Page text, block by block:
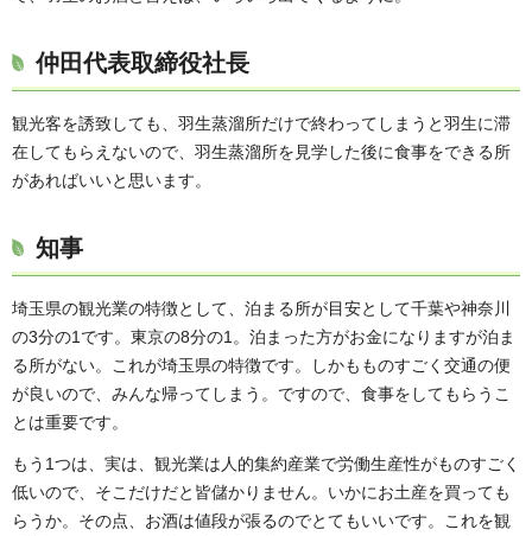
仲田代表取締役社長
観光客を誘致しても、羽生蒸溜所だけで終わってしまうと羽生に滞
在してもらえないので、羽生蒸溜所を見学した後に食事をできる所
があればいいと思います。
知事
埼玉県の観光業の特徴として、泊まる所が目安として千葉や神奈川
の3分の1です。東京の8分の1。泊まった方がお金になりますが泊ま
る所がない。これが埼玉県の特徴です。しかもものすごく交通の便
が良いので、みんな帰ってしまう。ですので、食事をしてもらうこ
とは重要です。
もう1つは、実は、観光業は人的集約産業で労働生産性がものすごく
低いので、そこだけだと皆儲かりません。いかにお土産を買っても
らうか。その点、お酒は値段が張るのでとてもいいです。これを観